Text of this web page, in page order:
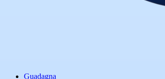
Guadagna